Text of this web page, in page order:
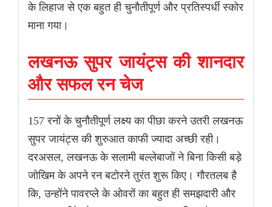
के लिहाज से एक बहुत ही चुनौतीपूर्ण और प्रतिस्पर्धी स्कोर
माना गया।
लखनऊ सुपर जायंट्स की शानदार
और सफल रन चेज
157 रनों के चुनौतीपूर्ण लक्ष्य का पीछा करने उतरी लखनऊ
सुपर जायंट्स की शुरुआत काफी ज्यादा अच्छी रही।
दरअसल, लखनऊ के सलामी बल्लेबाजों ने बिना किसी बड़े
जोखिम के अपने रन बटोरने तुरंत शुरू किए। गौरतलब है
कि, उन्होंने पावरप्ले के ओवरों का बहुत ही समझदारी और